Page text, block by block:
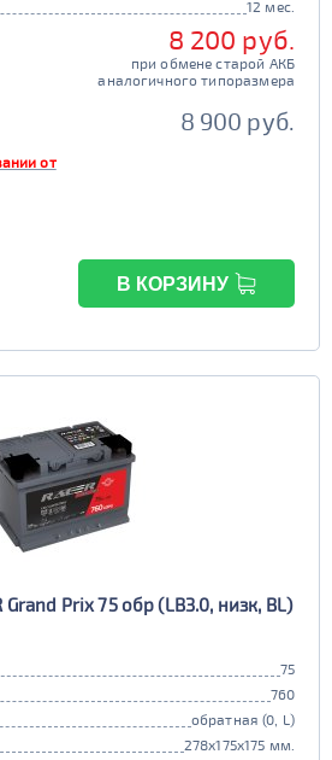
12 мес.
8 200 руб.
при обмене старой АКБ
аналогичного типоразмера
8 900 руб.
от
В КОРЗИНУ
Grand Prix 75 обр (LB3.0, низк, BL)
75
760
обратная (0, L)
278x175x175 мм.